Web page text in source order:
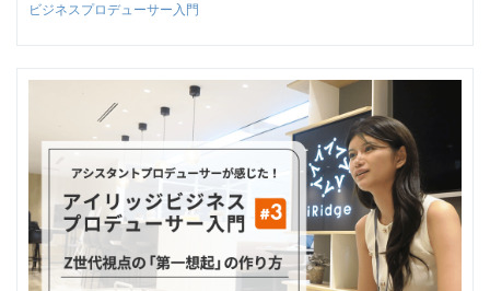
ビジネスプロデューサー入門